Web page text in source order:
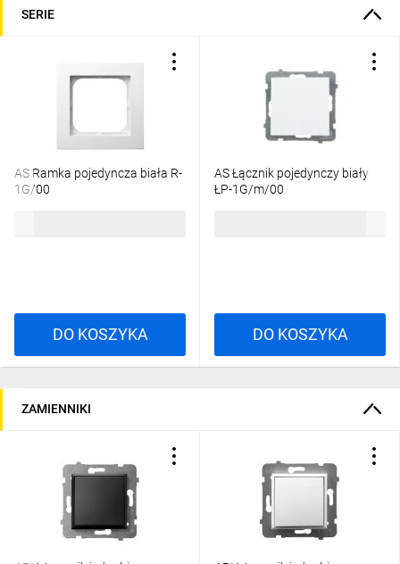
SERIE
AS Ramka pojedyncza biała R-
1G/00
DO KOSZYKA
AS Łącznik pojedynczy biały
ŁP-1G/m/00
DO KOSZYKA
ZAMIENNIKI